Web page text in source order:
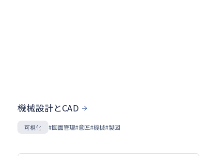
機械設計とCAD
可視化 #図面管理#意匠#機械#製図